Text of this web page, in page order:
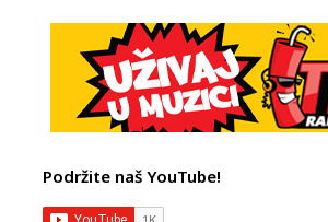
Podržite naš YouTube!